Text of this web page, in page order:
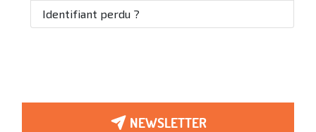
Identifiant perdu ?
NEWSLETTER